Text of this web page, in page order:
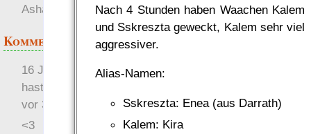
Nach 4 Stunden haben Waachen Kalem
und Sskreszta geweckt, Kalem sehr viel
aggressiver.
Alias-Namen:
Sskreszta: Enea (aus Darrath)
Kalem: Kira
Ashar
Kommentare
16 Jahre später: mist, du
hast Recht …
vor 31 Wochen 2 Tage
<3